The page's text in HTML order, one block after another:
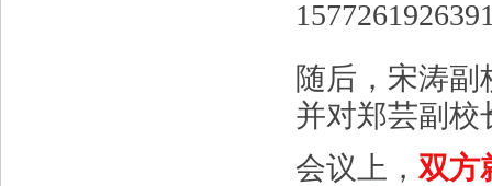
随后，宋涛
并对郑芸副校
会议上， 双方